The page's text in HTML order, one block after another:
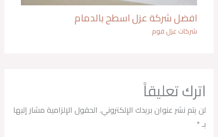
افضل شركة عزل اسطح بالدمام
شركات عزل فوم
اترك تعليقاً
لن يتم نشر عنوان بريدك الإلكتروني. الحقول الإلزامية مشار إليها
بـ*